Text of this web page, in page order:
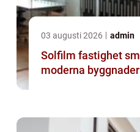
03 augusti 2026 admin
Solfilm fastighet smartare solskydd för
moderna byggnader